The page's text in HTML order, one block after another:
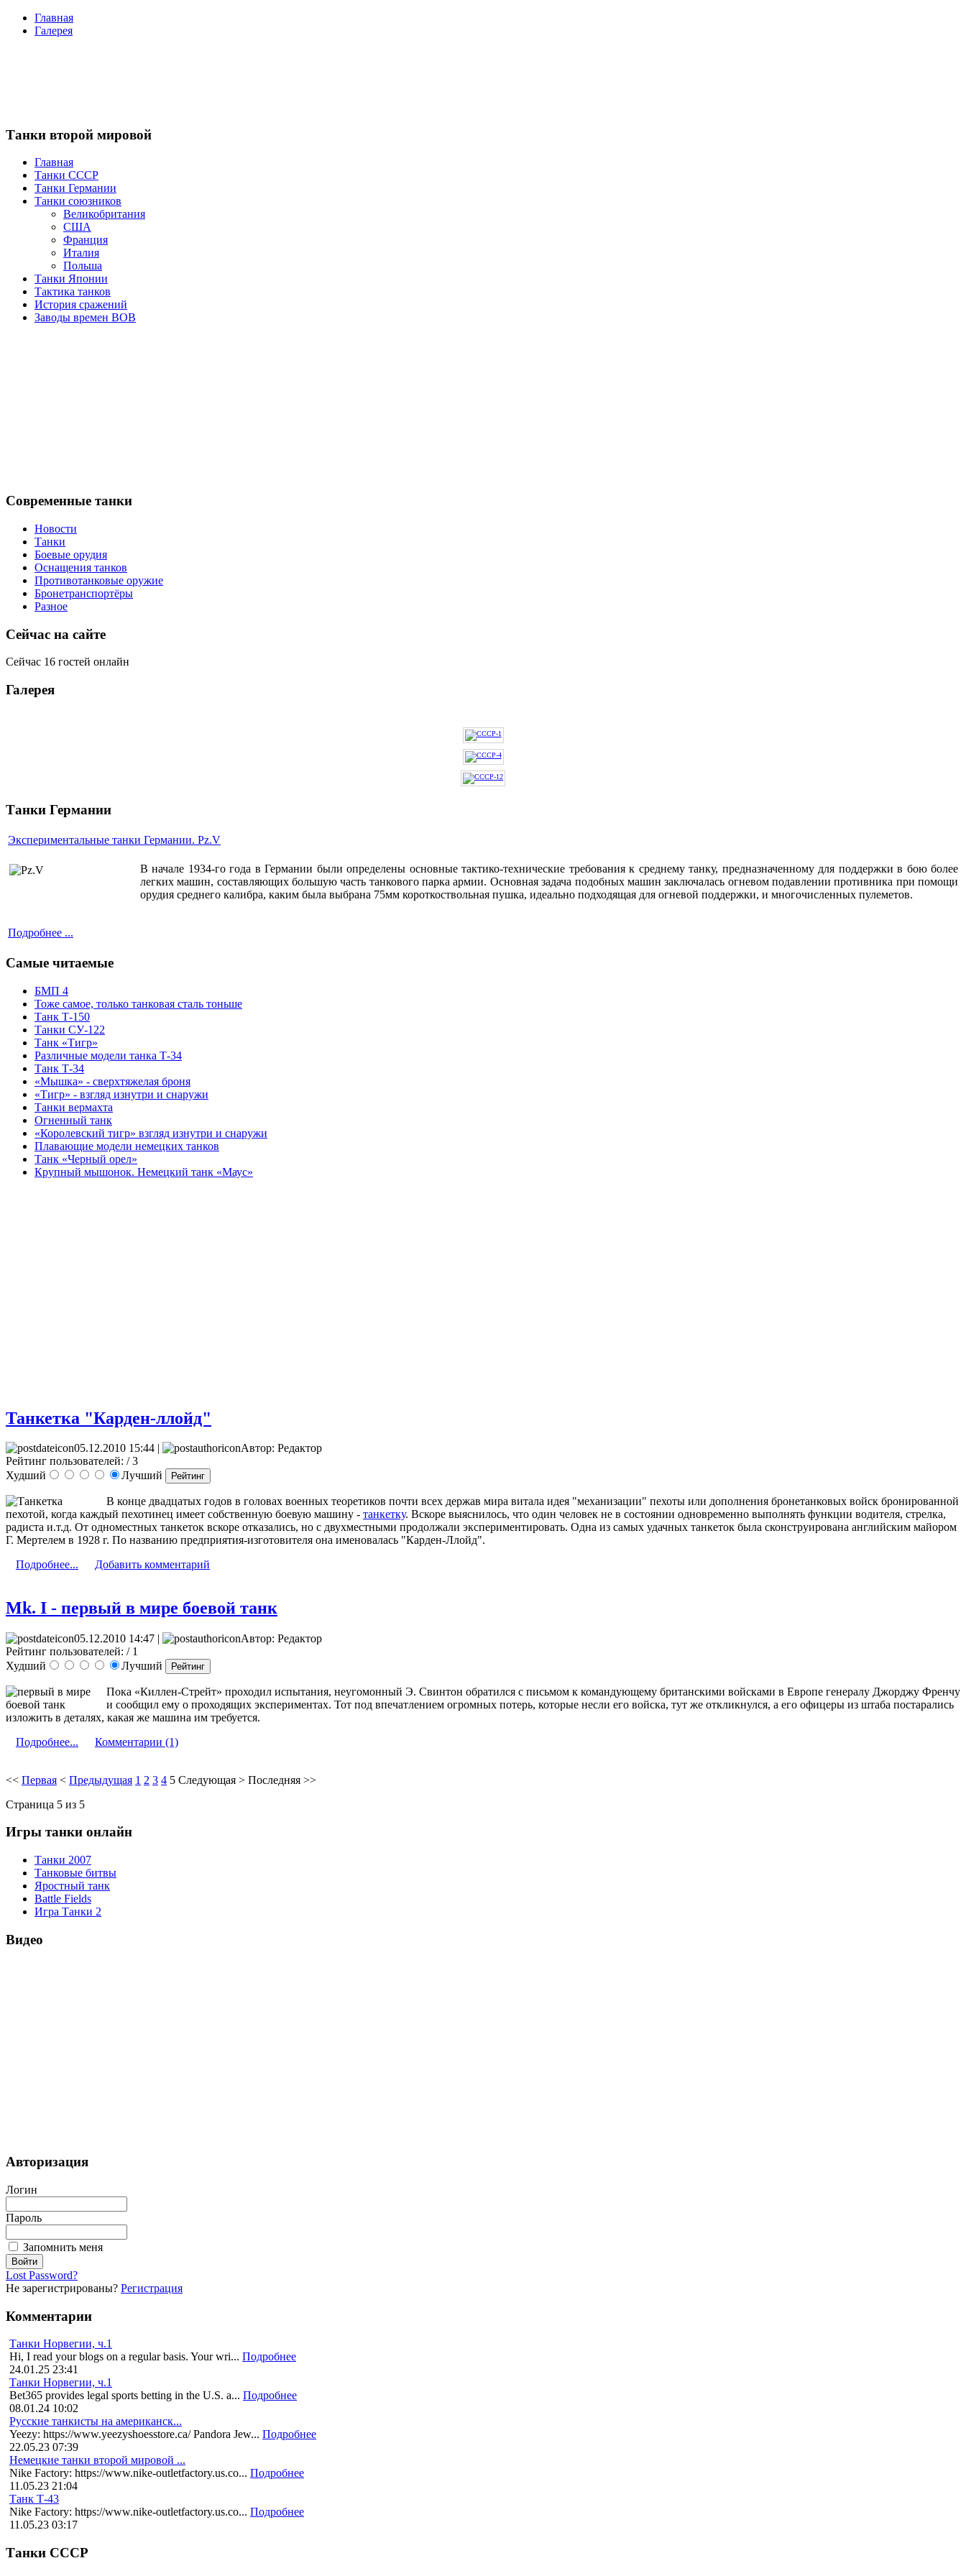
Главная
Галерея
Танки второй мировой
Главная
Танки СССР
Танки Германии
Танки союзников
Великобритания
США
Франция
Италия
Польша
Танки Японии
Тактика танков
История сражений
Заводы времен ВОВ
Современные танки
Новости
Танки
Боевые орудия
Оснащения танков
Противотанковые оружие
Бронетранспортёры
Разное
Сейчас на сайте
Сейчас 16 гостей онлайн
Галерея
Танки Германии
Экспериментальные танки Германии. Pz.V
В начале 1934-го года в Германии были определены основные тактико-технические требования к среднему танку, предназначенному для поддержки в бою более
легких машин, составляющих большую часть танкового парка армии. Основная задача подобных машин заключалась огневом подавлении противника при помощи
орудия среднего калибра, каким была выбрана 75мм короткоствольная пушка, идеально подходящая для огневой поддержки, и многочисленных пулеметов.
Подробнее ...
Самые читаемые
БМП 4
Тоже самое, только танковая сталь тоньше
Танк Т-150
Танки СУ-122
Танк «Тигр»
Различные модели танка Т-34
Танк Т-34
«Мышка» - сверхтяжелая броня
«Тигр» - взгляд изнутри и снаружи
Танки вермахта
Огненный танк
«Королевский тигр» взгляд изнутри и снаружи
Плавающие модели немецких танков
Танк «Черный орел»
Крупный мышонок. Немецкий танк «Маус»
Танкетка "Карден-ллойд"
05.12.2010 15:44 |
Автор: Редактор
Рейтинг пользователей: / 3
Худший
Лучший
В конце двадцатых годов в головах военных теоретиков почти всех держав мира витала идея "механизации" пехоты или дополнения бронетанковых войск бронированной
пехотой, когда каждый пехотинец имеет собственную боевую машину - танкетку. Вскоре выяснилось, что один человек не в состоянии одновременно выполнять функции водителя, стрелка,
радиста и.т.д. От одноместных танкеток вскоре отказались, но с двухместными продолжали экспериментировать. Одна из самых удачных танкеток была сконструирована английским майором
Г. Мертелем в 1928 г. По названию предприятия-изготовителя она именовалась "Карден-Ллойд".
Подробнее...
Добавить комментарий
Mk. I - первый в мире боевой танк
05.12.2010 14:47 |
Автор: Редактор
Рейтинг пользователей: / 1
Худший
Лучший
Пока «Киллен-Стрейт» про­ходил испытания, неугомонный Э. Свинтон обратился с письмом к командующему британскими вой­сками в Европе генералу Джорджу Френчу
и сообщил ему о проходя­щих экспериментах. Тот под впе­чатлением огромных потерь, кото­рые несли его войска, тут же от­кликнулся, а его офицеры из штаба постарались
изложить в деталях, какая же машина им требуется.
Подробнее...
Комментарии (1)
<< Первая < Предыдущая 1 2 3 4 5 Следующая > Последняя >>
Страница 5 из 5
Игры танки онлайн
Танки 2007
Танковые битвы
Яростный танк
Battle Fields
Игра Танки 2
Видео
Авторизация
Логин
Пароль
Запомнить меня
Lost Password?
Не зарегистрированы? Регистрация
Комментарии
Танки Норвегии, ч.1
Hi, I read your blogs on a regular basis. Your wri... Подробнее
24.01.25 23:41
Танки Норвегии, ч.1
Bet365 provides legal sports betting in the U.S. a... Подробнее
08.01.24 10:02
Русские танкисты на американск...
Yeezy: https://www.yeezyshoesstore.ca/ Pandora Jew... Подробнее
22.05.23 07:39
Немецкие танки второй мировой ...
Nike Factory: https://www.nike-outletfactory.us.co... Подробнее
11.05.23 21:04
Танк Т-43
Nike Factory: https://www.nike-outletfactory.us.co... Подробнее
11.05.23 03:17
Танки СССР